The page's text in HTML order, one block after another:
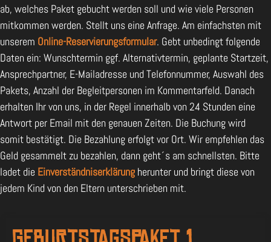
ab, welches Paket gebucht werden soll und wie viele Personen
mitkommen werden. Stellt uns eine Anfrage. Am einfachsten mit
unserem Online-Reservierungsformular. Gebt unbedingt folgende
Daten ein: Wunschtermin ggf. Alternativtermin, geplante Startzeit,
Ansprechpartner, E-Mailadresse und Telefonnummer, Auswahl des
Pakets, Anzahl der Begleitpersonen im Kommentarfeld. Danach
erhalten Ihr von uns, in der Regel innerhalb von 24 Stunden eine
Antwort per Email mit den genauen Zeiten. Die Buchung wird
somit bestätigt. Die Bezahlung erfolgt vor Ort. Wir empfehlen das
Geld gesammelt zu bezahlen, dann geht´s am schnellsten. Bitte
ladet die Einverständniserklärung herunter und bringt diese von
jedem Kind von den Eltern unterschrieben mit.